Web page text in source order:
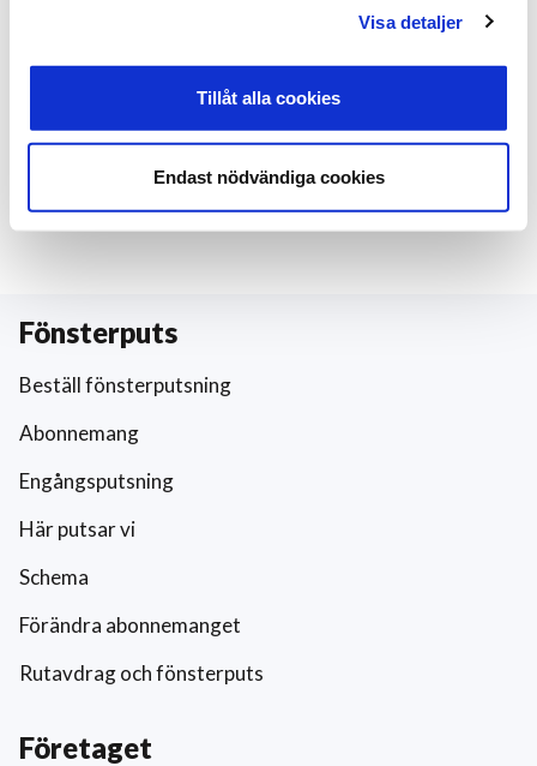
Visa detaljer
Tillåt alla cookies
Endast nödvändiga cookies
Östra Göinge
Beställ fönsterputsning
Fönsterputs
Beställ fönsterputsning
Abonnemang
Engångsputsning
Här putsar vi
Schema
Förändra abonnemanget
Rutavdrag och fönsterputs
Företaget